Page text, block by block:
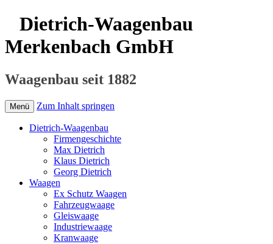
Dietrich-Waagenbau
Merkenbach GmbH
Waagenbau seit 1882
Menü Zum Inhalt springen
Dietrich-Waagenbau
Firmengeschichte
Max Dietrich
Klaus Dietrich
Georg Dietrich
Waagen
Ex Schutz Waagen
Fahrzeugwaage
Gleiswaage
Industriewaage
Kranwaage